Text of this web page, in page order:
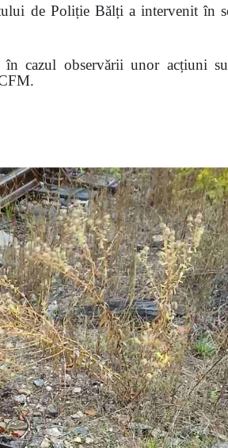
de Poliție Bălți a intervenit în
cazul observării unor acțiuni